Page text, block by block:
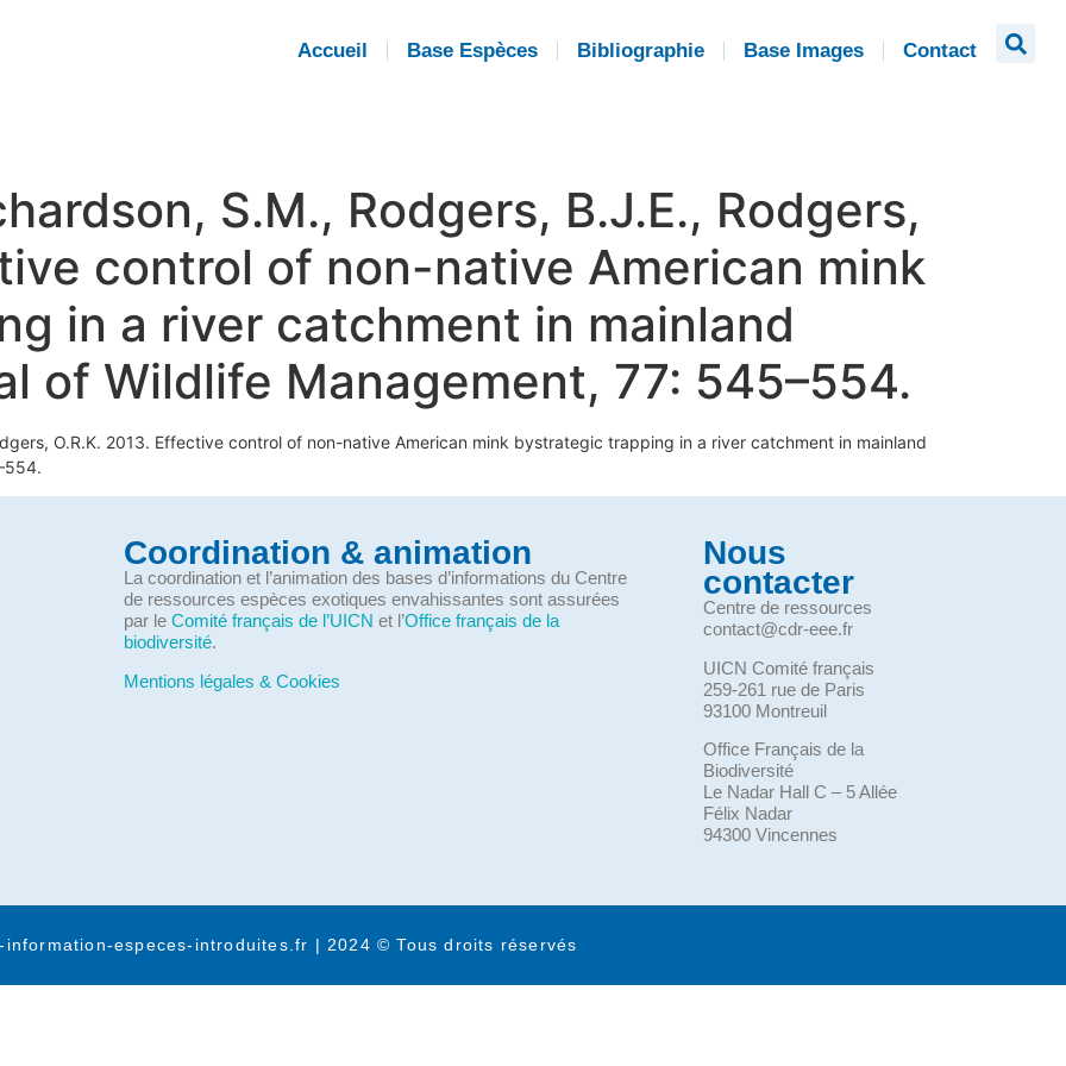
Accueil Base Espèces Bibliographie Base Images Contact
S.M., Rodgers, B.J.E., Rodgers,
control of non-native American mink
in a river catchment in mainland
of Wildlife Management, 77: 545–554.
O.R.K. 2013. Effective control of non-native American mink bystrategic trapping in a river catchment in mainland
Coordination & animation
La coordination et l’animation des bases d’informations du Centre
de ressources espèces exotiques envahissantes sont assurées
par le Comité français de l’UICN et l’Office français de la
biodiversité.
Mentions légales & Cookies
Nous
contacter
Centre de ressources
contact@cdr-eee.fr
UICN Comité français
259-261 rue de Paris
93100 Montreuil
Office Français de la
Biodiversité
Le Nadar Hall C – 5 Allée
Félix Nadar
94300 Vincennes
information-especes-introduites.fr | 2024 © Tous droits réservés